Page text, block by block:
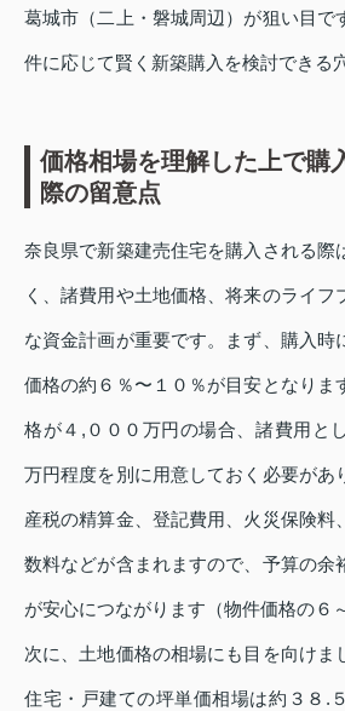
葛城市（二上・磐城周辺）が狙い目で
件に応じて賢く新築購入を検討できる
価格相場を理解した上で購
際の留意点
奈良県で新築建売住宅を購入される際
く、諸費用や土地価格、将来のライフ
な資金計画が重要です。まず、購入時
価格の約６％〜１０％が目安となりま
格が４,０００万円の場合、諸費用と
万円程度を別に用意しておく必要があ
産税の精算金、登記費用、火災保険料
数料などが含まれますので、予算の余
が安心につながります（物件価格の６
次に、土地価格の相場にも目を向けま
住宅・戸建ての坪単価相場は約３８.